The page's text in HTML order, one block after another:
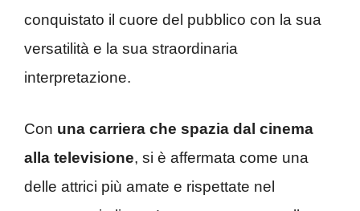
conquistato il cuore del pubblico con la sua
versatilità e la sua straordinaria
interpretazione.
Con una carriera che spazia dal cinema
alla televisione, si è affermata come una
delle attrici più amate e rispettate nel